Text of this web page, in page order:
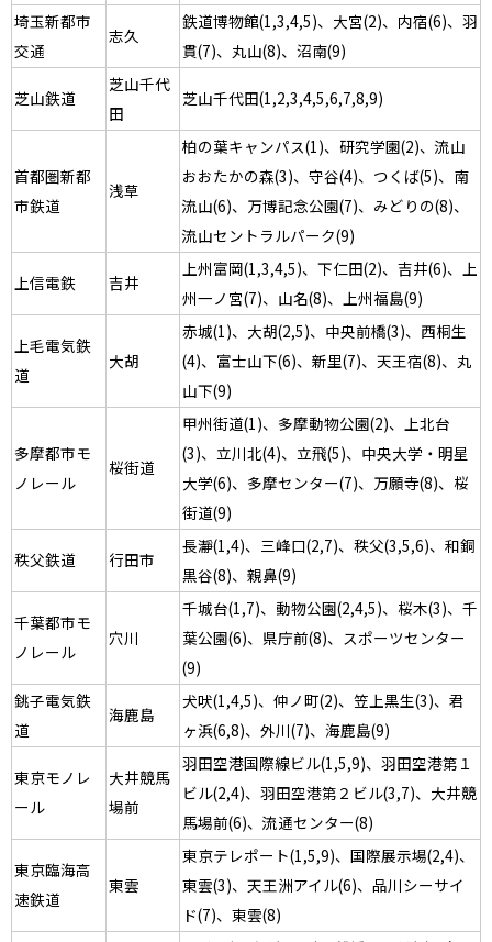
埼玉新都市
交通
志久
鉄道博物館(1,3,4,5)、大宮(2)、内宿(6)、羽
貫(7)、丸山(8)、沼南(9)
芝山鉄道
芝山千代
田
芝山千代田(1,2,3,4,5,6,7,8,9)
首都圏新都
市鉄道
浅草
柏の葉キャンパス(1)、研究学園(2)、流山
おおたかの森(3)、守谷(4)、つくば(5)、南
流山(6)、万博記念公園(7)、みどりの(8)、
流山セントラルパーク(9)
上信電鉄 吉井
上州富岡(1,3,4,5)、下仁田(2)、吉井(6)、上
州一ノ宮(7)、山名(8)、上州福島(9)
上毛電気鉄
道
大胡
赤城(1)、大胡(2,5)、中央前橋(3)、西桐生
(4)、富士山下(6)、新里(7)、天王宿(8)、丸
山下(9)
多摩都市モ
ノレール
桜街道
甲州街道(1)、多摩動物公園(2)、上北台
(3)、立川北(4)、立飛(5)、中央大学・明星
大学(6)、多摩センター(7)、万願寺(8)、桜
街道(9)
秩父鉄道 行田市
長瀞(1,4)、三峰口(2,7)、秩父(3,5,6)、和銅
黒谷(8)、親鼻(9)
千葉都市モ
ノレール
穴川
千城台(1,7)、動物公園(2,4,5)、桜木(3)、千
葉公園(6)、県庁前(8)、スポーツセンター
(9)
銚子電気鉄
道
海鹿島
犬吠(1,4,5)、仲ノ町(2)、笠上黒生(3)、君
ヶ浜(6,8)、外川(7)、海鹿島(9)
東京モノレ
ール
大井競馬
場前
羽田空港国際線ビル(1,5,9)、羽田空港第１
ビル(2,4)、羽田空港第２ビル(3,7)、大井競
馬場前(6)、流通センター(8)
東京臨海高
速鉄道
東雲
東京テレポート(1,5,9)、国際展示場(2,4)、
東雲(3)、天王洲アイル(6)、品川シーサイ
ド(7)、東雲(8)